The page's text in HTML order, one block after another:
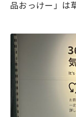
品おっけー」は